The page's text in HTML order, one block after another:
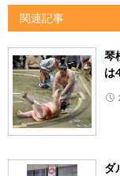
関連記事
琴
は
ダ